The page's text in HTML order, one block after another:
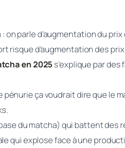
parle d’augmentation du
risque d’augmentation des
en 2025 s’explique par
ça voudrait dire que le
du matcha) qui battent des
qui explose face à une